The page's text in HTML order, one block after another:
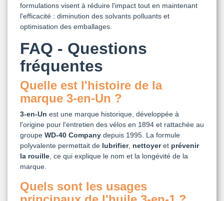
formulations visent à réduire l'impact tout en maintenant
l'efficacité : diminution des solvants polluants et
optimisation des emballages.
FAQ - Questions
fréquentes
Quelle est l'histoire de la
marque 3-en-Un ?
3-en-Un est une marque historique, développée à
l'origine pour l'entretien des vélos en 1894 et rattachée au
groupe WD-40 Company depuis 1995. La formule
polyvalente permettait de lubrifier, nettoyeret prévenir
la rouille , ce qui explique le nom et la longévité de la
marque.
Quels sont les usages